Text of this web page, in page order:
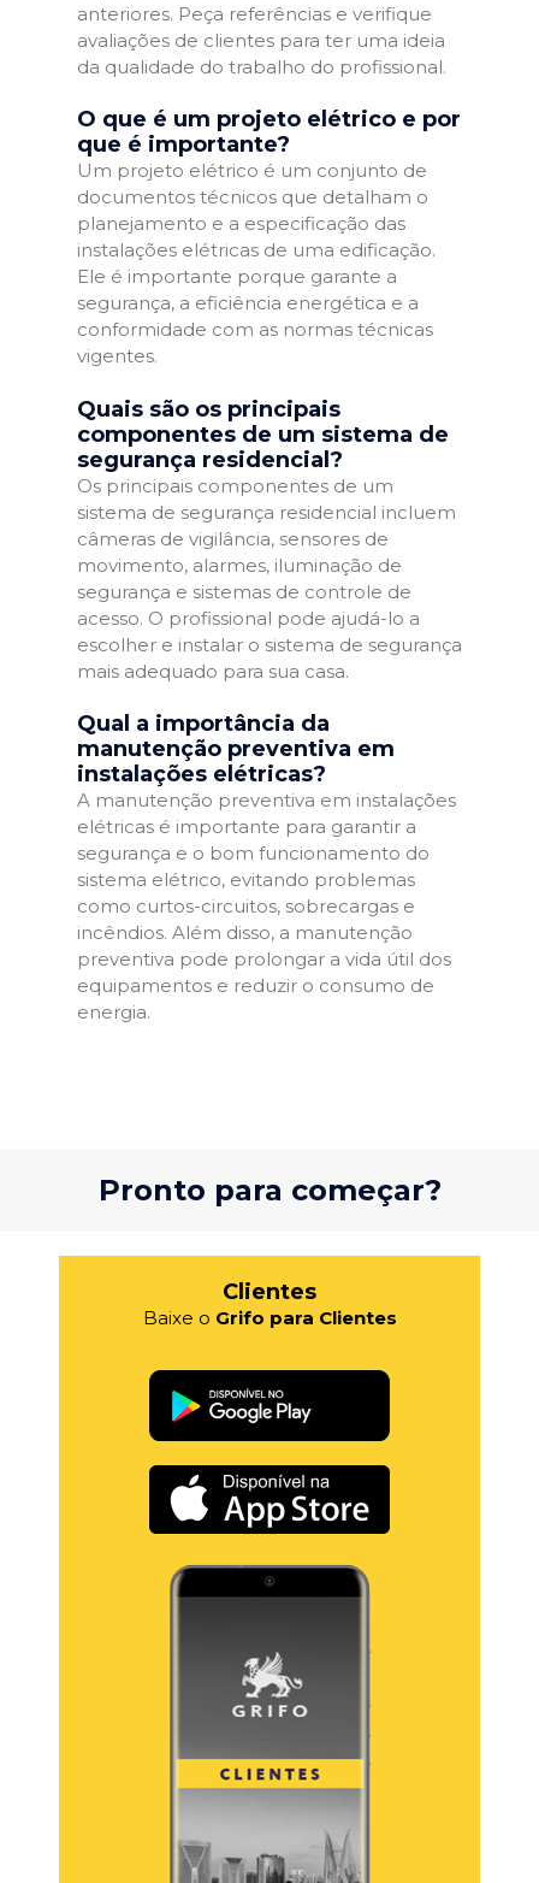
anteriores. Peça referências e verifique
avaliações de clientes para ter uma ideia
da qualidade do trabalho do profissional.
O que é um projeto elétrico e por
que é importante?
Um projeto elétrico é um conjunto de
documentos técnicos que detalham o
planejamento e a especificação das
instalações elétricas de uma edificação.
Ele é importante porque garante a
segurança, a eficiência energética e a
conformidade com as normas técnicas
vigentes.
Quais são os principais
componentes de um sistema de
segurança residencial?
Os principais componentes de um
sistema de segurança residencial incluem
câmeras de vigilância, sensores de
movimento, alarmes, iluminação de
segurança e sistemas de controle de
acesso. O profissional pode ajudá-lo a
escolher e instalar o sistema de segurança
mais adequado para sua casa.
Qual a importância da
manutenção preventiva em
instalações elétricas?
A manutenção preventiva em instalações
elétricas é importante para garantir a
segurança e o bom funcionamento do
sistema elétrico, evitando problemas
como curtos-circuitos, sobrecargas e
incêndios. Além disso, a manutenção
preventiva pode prolongar a vida útil dos
equipamentos e reduzir o consumo de
energia.
Pronto para começar?
Clientes
Baixe o Grifo para Clientes